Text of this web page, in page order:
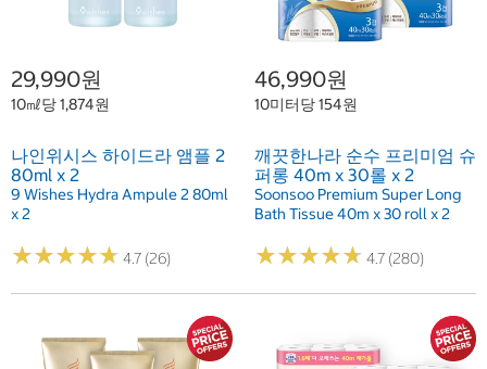
29,990원
10㎖당 1,874원
나인위시스 하이드라 앰플 2
80ml x 2
9 Wishes Hydra Ampule 2 80ml
x 2
★★★★★
★★★★★ 4.7 (26)
46,990원
10미터당 154원
깨끗한나라 순수 프리미엄 슈
퍼롱 40m x 30롤 x 2
Soonsoo Premium Super Long
Bath Tissue 40m x 30 roll x 2
★★★★★
★★★★★ 4.7 (280)